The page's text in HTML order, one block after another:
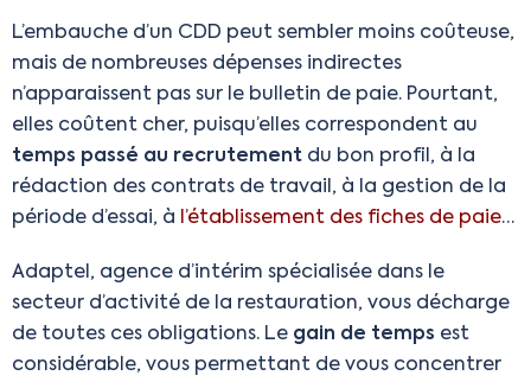
L’embauche d’un CDD peut sembler moins coûteuse,
mais de nombreuses dépenses indirectes
n’apparaissent pas sur le bulletin de paie. Pourtant,
elles coûtent cher, puisqu’elles correspondent au
temps passé au recrutement du bon profil, à la
rédaction des contrats de travail, à la gestion de la
période d’essai, à l’établissement des fiches de paie…
Adaptel, agence d’intérim spécialisée dans le
secteur d’activité de la restauration, vous décharge
de toutes ces obligations. Le gain de temps est
considérable, vous permettant de vous concentrer